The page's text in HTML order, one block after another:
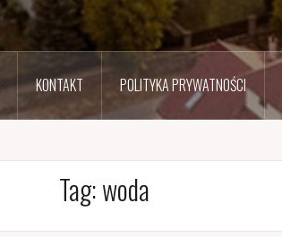
KONTAKT POLITYKA PRYWATNOŚCI
Tag:woda